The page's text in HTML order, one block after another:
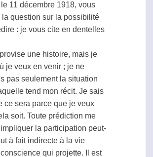
le 11 décembre 1918, vous
la question sur la possibilité
: je vous cite en dentelles
une histoire, mais je
je veux en venir ; je ne
pas seulement la situation
tend mon récit. Je sais
ce sera parce que je veux
soit. Toute prédiction me
la participation peut-
à fait indirecte à la vie
conscience qui projette. Il est